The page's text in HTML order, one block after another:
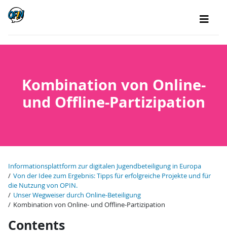
Kombination von Online-
und Offline-Partizipation
Informationsplattform zur digitalen Jugendbeteiligung in Europa
Von der Idee zum Ergebnis: Tipps für erfolgreiche Projekte und für
die Nutzung von OPIN.
Unser Wegweiser durch Online-Beteiligung
Kombination von Online- und Offline-Partizipation
Contents